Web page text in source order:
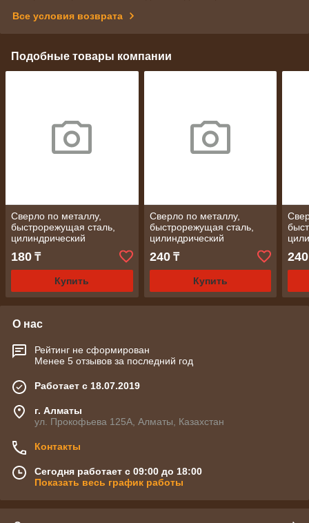
Все условия возврата
Подобные товары компании
Сверло по металлу,
быстрорежущая сталь,
цилиндрический
СИБРТЕХ
180 ₸
Купить
Сверло по металлу,
быстрорежущая сталь,
цилиндрический
СИБРТЕХ
240₸
Купить
240
О нас
Рейтинг не сформирован
Менее 5 отзывов за последний год
Работает с 18.07.2019
г. Алматы
ул. Прокофьева 125А, Алматы, Казахстан
Контакты
Сегодня работает с 09:00 до 18:00
Показать весь график работы